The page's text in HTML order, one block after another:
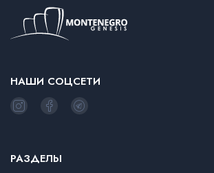
НАШИ СОЦСЕТИ
РАЗДЕЛЫ